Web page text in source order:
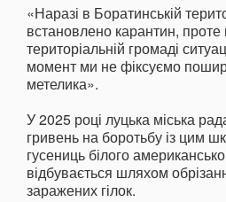
«Наразі в Боратинській
встановлено карантин, проте
територіальній громаді
момент ми не фіксуємо
метелика».
У 2025 році луцька міська
гривень на боротьбу із цим
гусениць білого
відбувається шляхом
заражених гілок.